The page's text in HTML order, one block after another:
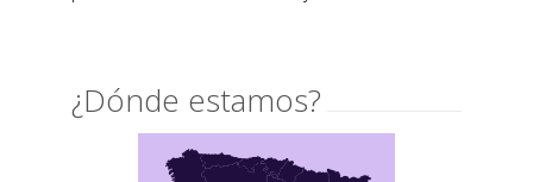
¿Dónde estamos?